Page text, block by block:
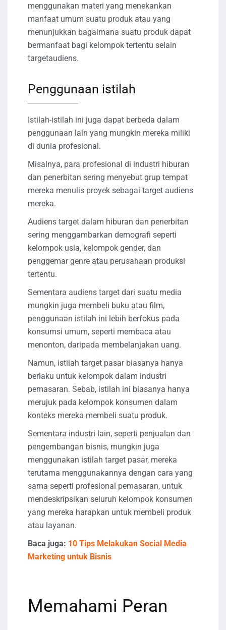
menggunakan materi yang menekankan
manfaat umum suatu produk atau yang
menunjukkan bagaimana suatu produk dapat
bermanfaat bagi kelompok tertentu selain
targetaudiens.
Penggunaan istilah
Istilah-istilah ini juga dapat berbeda dalam
penggunaan lain yang mungkin mereka miliki
di dunia profesional.
Misalnya, para profesional di industri hiburan
dan penerbitan sering menyebut grup tempat
mereka menulis proyek sebagai target audiens
mereka.
Audiens target dalam hiburan dan penerbitan
sering menggambarkan demografi seperti
kelompok usia, kelompok gender, dan
penggemar genre atau perusahaan produksi
tertentu.
Sementara audiens target dari suatu media
mungkin juga membeli buku atau film,
penggunaan istilah ini lebih berfokus pada
konsumsi umum, seperti membaca atau
menonton, daripada membelanjakan uang.
Namun, istilah target pasar biasanya hanya
berlaku untuk kelompok dalam industri
pemasaran. Sebab, istilah ini biasanya hanya
merujuk pada kelompok konsumen dalam
konteks mereka membeli suatu produk.
Sementara industri lain, seperti penjualan dan
pengembangan bisnis, mungkin juga
menggunakan istilah target pasar, mereka
terutama menggunakannya dengan cara yang
sama seperti profesional pemasaran, untuk
mendeskripsikan seluruh kelompok konsumen
yang mereka harapkan untuk membeli produk
atau layanan.
Baca juga: 10 Tips Melakukan Social Media
Marketing untuk Bisnis
Memahami Peran